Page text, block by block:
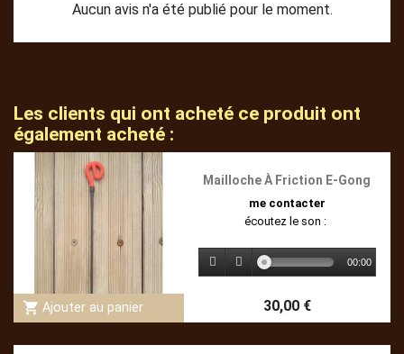
Aucun avis n'a été publié pour le moment.
Les clients qui ont acheté ce produit ont
également acheté :
shopping_cart Ajouter au panier
Mailloche À Friction E-Gong
me contacter
écoutez le son :
00:00
30,00 €